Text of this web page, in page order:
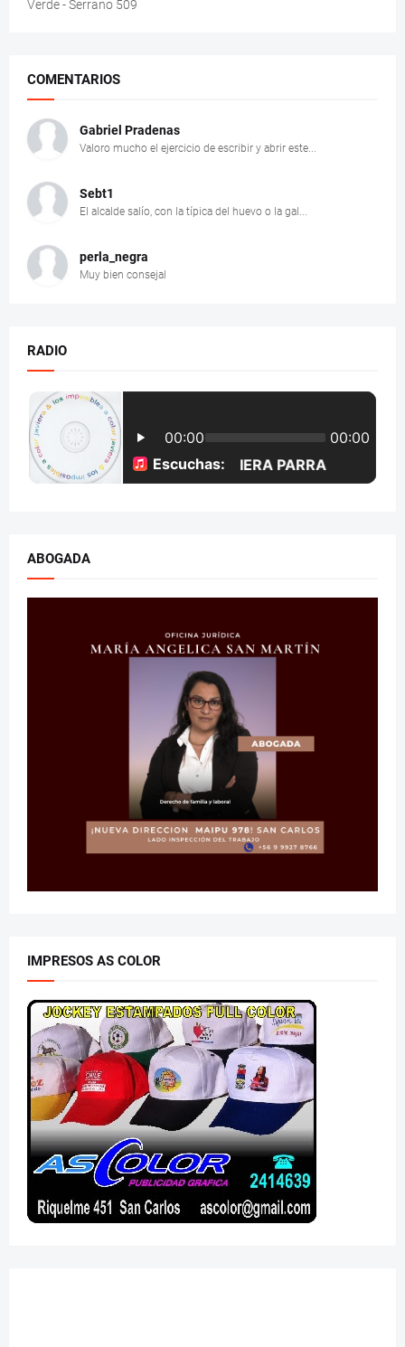
Verde - Serrano 509
COMENTARIOS
Gabriel Pradenas
Valoro mucho el ejercicio de escribir y abrir este...
Sebt1
El alcalde salío, con la típica del huevo o la gal...
perla_negra
Muy bien consejal
RADIO
ABOGADA
IMPRESOS AS COLOR